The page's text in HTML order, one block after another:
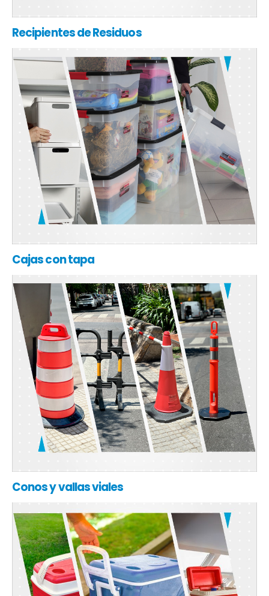
Recipientes de Residuos
Cajas con tapa
Conos y vallas viales